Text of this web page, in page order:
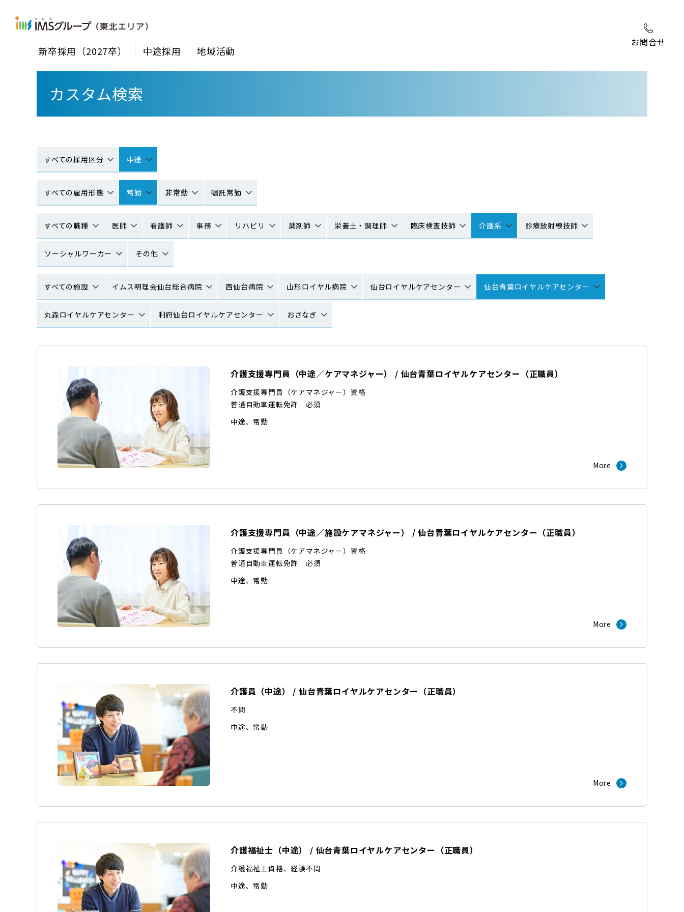
新卒採用（2027卒） 中途採用 地域活動
お問合せ
カスタム検索
すべての採用区分 中途
すべての雇用形態 常勤 非常勤 嘱託常勤
すべての職種 医師 看護師 事務 リハビリ 薬剤師 栄養士・調理師 臨床検査技師 介護系 診療放射線技師
ソーシャルワーカー その他
すべての施設 イムス明理会仙台総合病院 西仙台病院 山形ロイヤル病院 仙台ロイヤルケアセンター 仙台青葉ロイヤルケアセンター
丸森ロイヤルケアセンター 利府仙台ロイヤルケアセンター おさなぎ
介護支援専門員（中途／ケアマネジャー） / 仙台青葉ロイヤルケアセンター （正職員）
介護支援専門員（ケアマネジャー）資格
普通自動車運転免許 必須
中途、 常勤
More
介護支援専門員（中途／施設ケアマネジャー） /仙台青葉ロイヤルケアセンター （正職員）
介護支援専門員（ケアマネジャー）資格
普通自動車運転免許 必須
中途、 常勤
More
介護員（中途） /仙台青葉ロイヤルケアセンター （正職員）
不問
中途、 常勤
More
介護福祉士（中途） / 仙台青葉ロイヤルケアセンター （正職員）
介護福祉士資格、経験不問
中途、 常勤